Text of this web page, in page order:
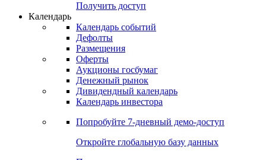
Получить доступ
Календарь
Календарь событий
Дефолты
Размещения
Оферты
Аукционы госбумаг
Денежный рынок
Дивидендный календарь
Календарь инвестора
Попробуйте 7-дневный демо-доступ
Откройте глобальную базу данных